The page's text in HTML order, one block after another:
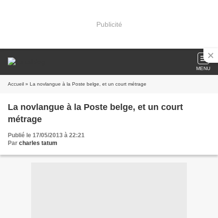
Publicité
MENU
Accueil » La novlangue à la Poste belge, et un court métrage
La novlangue à la Poste belge, et un court
métrage
Publié le 17/05/2013 à 22:21
Par charles tatum